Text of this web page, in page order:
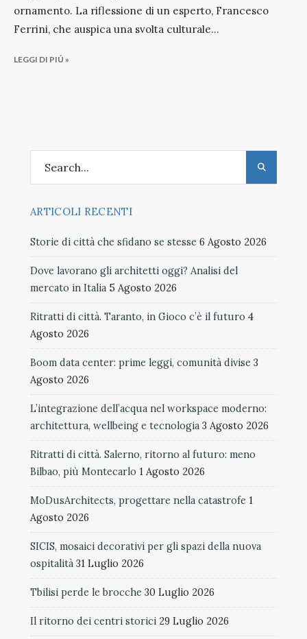
ornamento. La riflessione di un esperto, Francesco
Ferrini, che auspica una svolta culturale...
LEGGI DI PIÚ »
ARTICOLI RECENTI
Storie di città che sfidano se stesse 6 Agosto 2026
Dove lavorano gli architetti oggi? Analisi del
mercato in Italia 5 Agosto 2026
Ritratti di città. Taranto, in Gioco c’è il futuro 4
Agosto 2026
Boom data center: prime leggi, comunità divise 3
Agosto 2026
L’integrazione dell’acqua nel workspace moderno:
architettura, wellbeing e tecnologia 3 Agosto 2026
Ritratti di città. Salerno, ritorno al futuro: meno
Bilbao, più Montecarlo 1 Agosto 2026
MoDusArchitects, progettare nella catastrofe 1
Agosto 2026
SICIS, mosaici decorativi per gli spazi della nuova
ospitalità 31 Luglio 2026
Tbilisi perde le brocche 30 Luglio 2026
Il ritorno dei centri storici 29 Luglio 2026